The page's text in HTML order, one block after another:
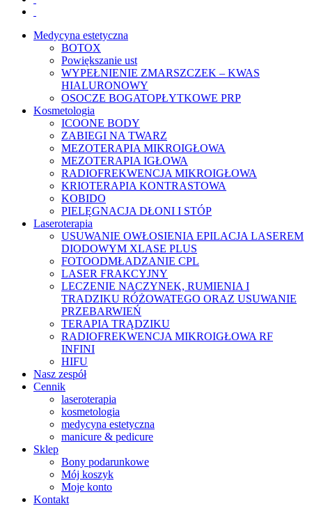
Medycyna estetyczna
BOTOX
Powiększanie ust
WYPEŁNIENIE ZMARSZCZEK – KWAS
HIALURONOWY
OSOCZE BOGATOPŁYTKOWE PRP
Kosmetologia
ICOONE BODY
ZABIEGI NA TWARZ
MEZOTERAPIA MIKROIGŁOWA
MEZOTERAPIA IGŁOWA
RADIOFREKWENCJA MIKROIGŁOWA
KRIOTERAPIA KONTRASTOWA
KOBIDO
PIELĘGNACJA DŁONI I STÓP
Laseroterapia
USUWANIE OWŁOSIENIA EPILACJA LASEREM
DIODOWYM XLASE PLUS
FOTOODMŁADZANIE CPL
LASER FRAKCYJNY
LECZENIE NACZYNEK, RUMIENIA I
TRADZIKU RÓŻOWATEGO ORAZ USUWANIE
PRZEBARWIEŃ
TERAPIA TRĄDZIKU
RADIOFREKWENCJA MIKROIGŁOWA RF
INFINI
HIFU
Nasz zespół
Cennik
laseroterapia
kosmetologia
medycyna estetyczna
manicure & pedicure
Sklep
Bony podarunkowe
Mój koszyk
Moje konto
Kontakt